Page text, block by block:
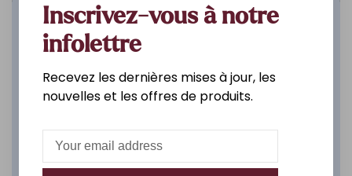
Salle de bain
DÉCOUVREZ
Inscrivez-vous à notre
infolettre
Recevez les dernières mises à jour, les
nouvelles et les offres de produits.